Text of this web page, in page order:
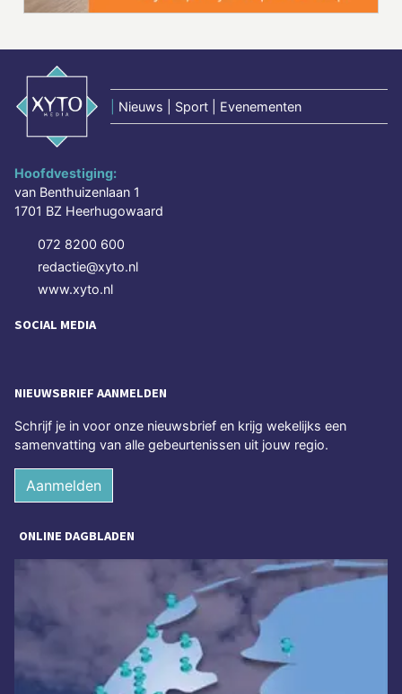
Nieuws | Sport | Evenementen
Hoofdvestiging:
van Benthuizenlaan 1
1701 BZ Heerhugowaard
072 8200 600
redactie@xyto.nl
www.xyto.nl
SOCIAL MEDIA
NIEUWSBRIEF AANMELDEN
Schrijf je in voor onze nieuwsbrief en krijg wekelijks een
samenvatting van alle gebeurtenissen uit jouw regio.
Aanmelden
ONLINE DAGBLADEN